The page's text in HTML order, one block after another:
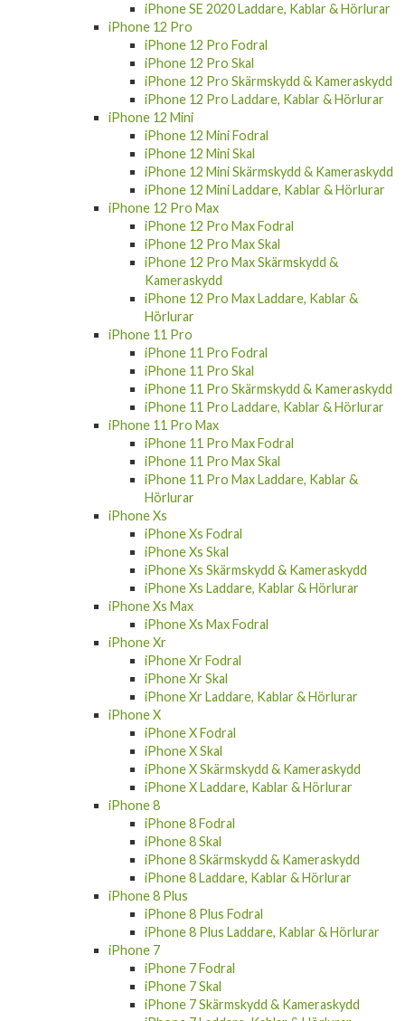
iPhone SE 2020 Laddare, Kablar & Hörlurar
iPhone 12 Pro
iPhone 12 Pro Fodral
iPhone 12 Pro Skal
iPhone 12 Pro Skärmskydd & Kameraskydd
iPhone 12 Pro Laddare, Kablar & Hörlurar
iPhone 12 Mini
iPhone 12 Mini Fodral
iPhone 12 Mini Skal
iPhone 12 Mini Skärmskydd & Kameraskydd
iPhone 12 Mini Laddare, Kablar & Hörlurar
iPhone 12 Pro Max
iPhone 12 Pro Max Fodral
iPhone 12 Pro Max Skal
iPhone 12 Pro Max Skärmskydd &
Kameraskydd
iPhone 12 Pro Max Laddare, Kablar &
Hörlurar
iPhone 11 Pro
iPhone 11 Pro Fodral
iPhone 11 Pro Skal
iPhone 11 Pro Skärmskydd & Kameraskydd
iPhone 11 Pro Laddare, Kablar & Hörlurar
iPhone 11 Pro Max
iPhone 11 Pro Max Fodral
iPhone 11 Pro Max Skal
iPhone 11 Pro Max Laddare, Kablar &
Hörlurar
iPhone Xs
iPhone Xs Fodral
iPhone Xs Skal
iPhone Xs Skärmskydd & Kameraskydd
iPhone Xs Laddare, Kablar & Hörlurar
iPhone Xs Max
iPhone Xs Max Fodral
iPhone Xr
iPhone Xr Fodral
iPhone Xr Skal
iPhone Xr Laddare, Kablar & Hörlurar
iPhone X
iPhone X Fodral
iPhone X Skal
iPhone X Skärmskydd & Kameraskydd
iPhone X Laddare, Kablar & Hörlurar
iPhone 8
iPhone 8 Fodral
iPhone 8 Skal
iPhone 8 Skärmskydd & Kameraskydd
iPhone 8 Laddare, Kablar & Hörlurar
iPhone 8 Plus
iPhone 8 Plus Fodral
iPhone 8 Plus Laddare, Kablar & Hörlurar
iPhone 7
iPhone 7 Fodral
iPhone 7 Skal
iPhone 7 Skärmskydd & Kameraskydd